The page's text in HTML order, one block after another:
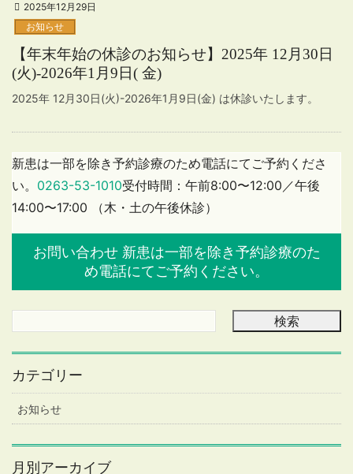
2025年12月29日
お知らせ
【年末年始の休診のお知らせ】2025年 12月30日
(火)-2026年1月9日( 金)
2025年 12月30日(火)-2026年1月9日(金) は休診いたします。
新患は一部を除き予約診療のため電話にてご予約くださ
い。 0263-53-1010受付時間：午前8:00〜12:00／午後
14:00〜17:00 （木・土の午後休診）
お問い合わせ 新患は一部を除き予約診療のた
め電話にてご予約ください。
カテゴリー
お知らせ
月別アーカイブ